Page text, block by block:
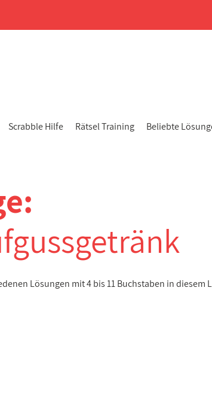
Scrabble Hilfe Rätsel Training Beliebte
Lösungen mit 4 bis 11 Buchstaben in diesem